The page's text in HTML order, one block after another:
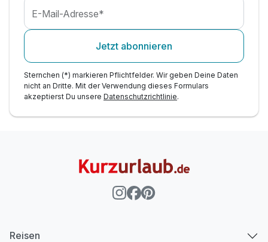
E-Mail-Adresse*
Jetzt abonnieren
Sternchen (*) markieren Pflichtfelder. Wir geben Deine Daten
nicht an Dritte. Mit der Verwendung dieses Formulars
akzeptierst Du unsere Datenschutzrichtlinie.
Reisen